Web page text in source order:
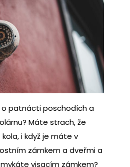
o patnácti poschodích a
Máte strach, že
i když je máte v
zámkem a dveřmi a
visacím zámkem?